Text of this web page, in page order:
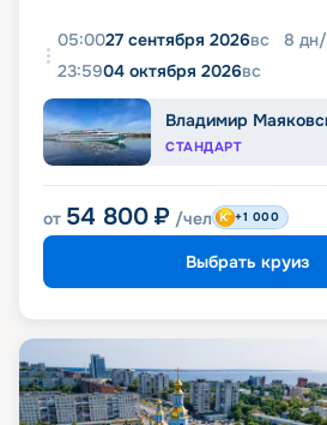
05:0027 сентября 2026вс 8 дн/
23:5904 октября 2026вс
Владимир
СТАНДАРТ
от 54 800 ₽ /чел +1 000
Выбрать круиз